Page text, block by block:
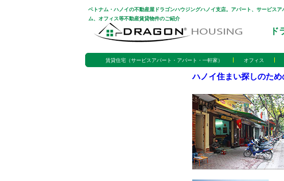
ベトナム・ハノイの不動産屋ドラゴンハウジングハノイ支店。アパート、サービス
ム、オフィス等不動産賃貸物件のご紹介
ド
賃貸住宅（サービスアパート・アパート・一軒家） オフィス
ハノイ住まい探しのた